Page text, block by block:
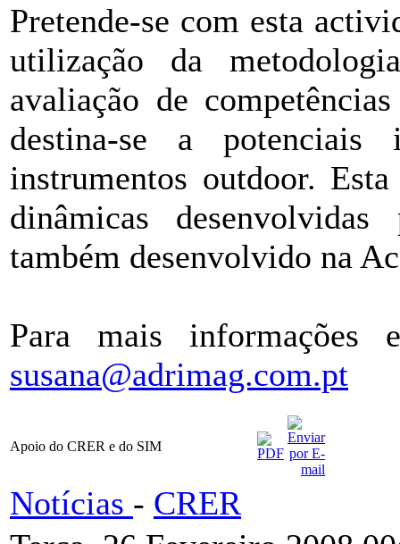
Pretende-se com esta
utilização da
avaliação de
destina-se a potenciais
instrumentos outdoor.
dinâmicas
também desenvolvido na
Para mais informações
susana@adrimag.com.pt
Apoio do CRER e do SIM
Notícias - CRER